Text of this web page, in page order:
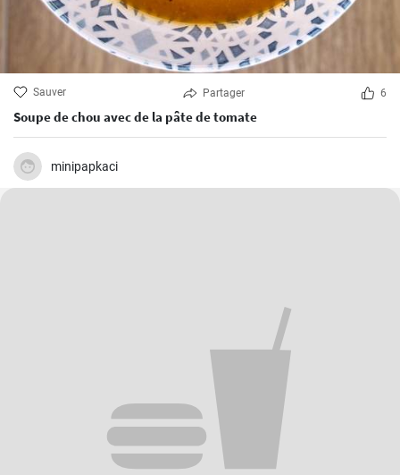
Sauver Partager 6
Soupe de chou avec de la pâte de tomate
minipapkaci